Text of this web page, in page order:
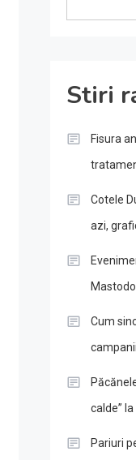
Stiri
Fisura
Cotele
azi,
Cum
calde”
Pariuri